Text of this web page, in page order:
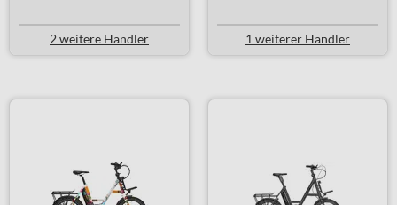
2 weitere Händler 1 weiterer Händler